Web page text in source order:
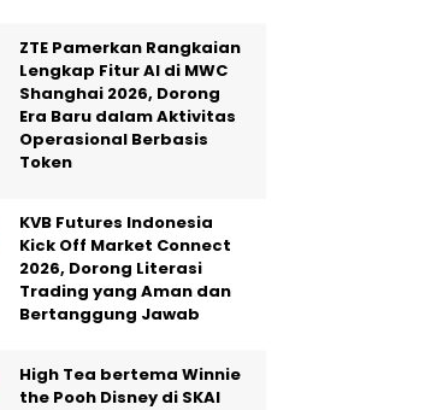
ZTE Pamerkan Rangkaian
Lengkap Fitur AI di MWC
Shanghai 2026, Dorong
Era Baru dalam Aktivitas
Operasional Berbasis
Token
KVB Futures Indonesia
Kick Off Market Connect
2026, Dorong Literasi
Trading yang Aman dan
Bertanggung Jawab
High Tea bertema Winnie
the Pooh Disney di SKAI